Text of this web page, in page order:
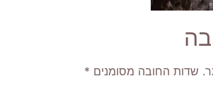
שדות החובה מסומנים *